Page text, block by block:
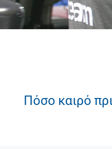
Πόσο καιρό